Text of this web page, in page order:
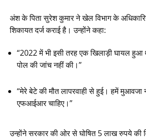
अंश के पिता सुरेश कुमार ने खेल विभाग के
शिकायत दर्ज कराई है। उन्होंने कहा:
“2022 में भी इसी तरह एक खिलाड़ी घायल हुआ
पोल की जांच नहीं की।”
“मेरे बेटे की मौत लापरवाही से हुई। हमें मुआवजा
एफआईआर चाहिए।”
उन्होंने सरकार की ओर से घोषित 5 लाख रुपये की